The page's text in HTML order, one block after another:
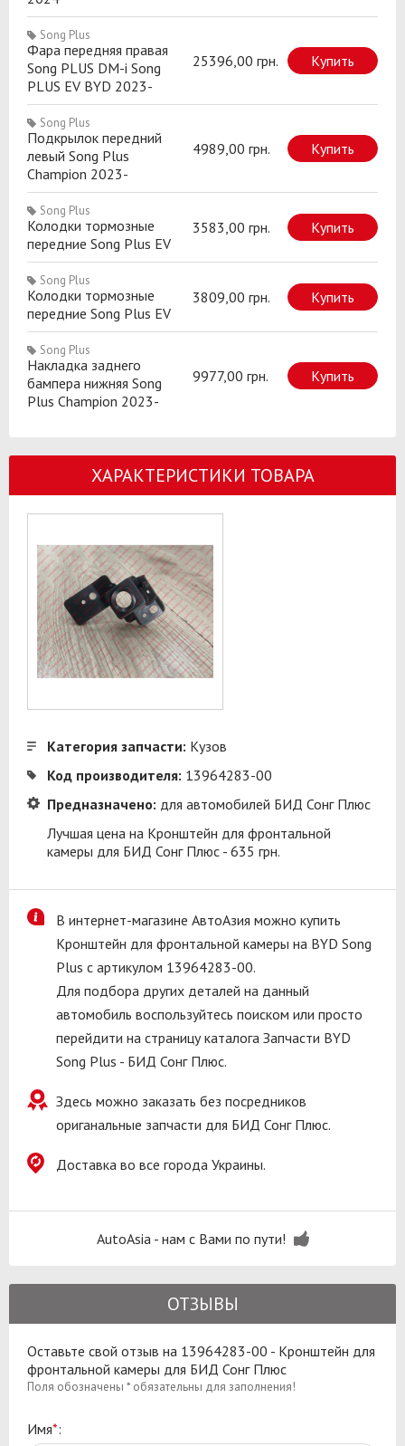
Song Plus
Фара передняя правая
Song PLUS DM-i Song
PLUS EV BYD 2023-
25396,00 грн. Купить
Song Plus
Подкрылок передний
левый Song Plus
Champion 2023-
4989,00 грн. Купить
Song Plus
Колодки тормозные
передние Song Plus EV
3583,00 грн. Купить
Song Plus
Колодки тормозные
передние Song Plus EV
3809,00 грн. Купить
Song Plus
Накладка заднего
бампера нижняя Song
Plus Champion 2023-
9977,00 грн. Купить
ХАРАКТЕРИСТИКИ ТОВАРА
Категория запчасти: Кузов
Код производителя: 13964283-00
Предназначено: для автомобилей БИД Сонг Плюс
Лучшая цена на Кронштейн для фронтальной
камеры для БИД Сонг Плюс - 635 грн.
В интернет-магазине АвтоАзия можно купить
Кронштейн для фронтальной камеры на BYD Song
Plus с артикулом 13964283-00.
Для подбора других деталей на данный
автомобиль воспользуйтесь поиском или просто
перейдити на страницу каталога Запчасти BYD
Song Plus - БИД Сонг Плюс.
Здесь можно заказать без посредников
ориганальные запчасти для БИД Сонг Плюс.
Доставка во все города Украины.
AutoAsia - нам с Вами по пути!
ОТЗЫВЫ
Оставьте свой отзыв на 13964283-00 - Кронштейн для
фронтальной камеры для БИД Сонг Плюс
Поля обозначены * обязательны для заполнения!
Имя*: